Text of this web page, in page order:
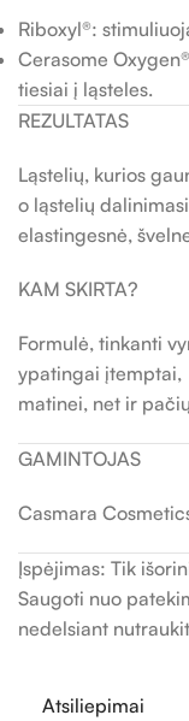
Riboxyl®:
Cerasome
tiesiai į ląsteles.
REZULTATAS
Ląstelių, kurios
o ląstelių
elastingesnė,
KAM SKIRTA?
Formulė, tinkanti
ypatingai
matinei, net ir
GAMINTOJAS
Casmara
Įspėjimas: Tik
Saugoti nuo
nedelsiant
Atsiliepimai